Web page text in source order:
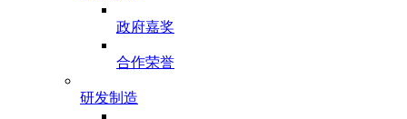
政府嘉奖
合作荣誉
研发制造